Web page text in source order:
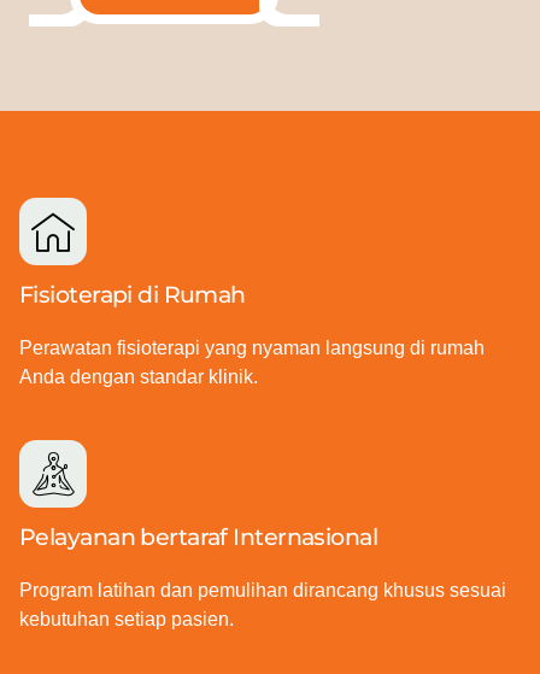
Fisioterapi di Rumah
Perawatan fisioterapi yang nyaman langsung di rumah
Anda dengan standar klinik.
Pelayanan bertaraf Internasional
Program latihan dan pemulihan dirancang khusus sesuai
kebutuhan setiap pasien.